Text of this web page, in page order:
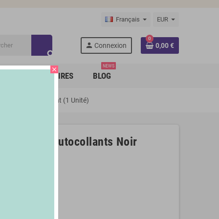
Français EUR
search
person Connexion
0
0,00 €
PARTENAIRES BLOG
NEWS
Noir Enfant (1 Unité)
86877 Autocollants Noir
close